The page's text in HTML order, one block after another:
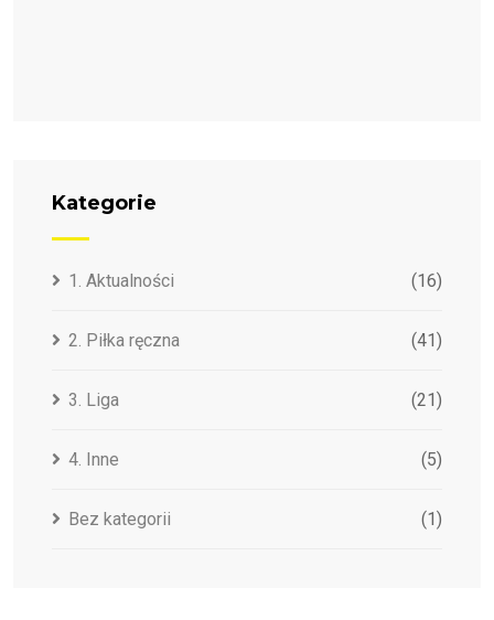
Kategorie
1. Aktualności (16)
2. Piłka ręczna (41)
3. Liga (21)
4. Inne (5)
Bez kategorii (1)